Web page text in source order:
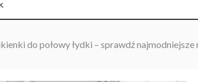
do połowy łydki – sprawdź najmodniejsze